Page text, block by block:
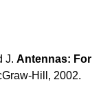
J. Antennas: For
Hill, 2002.